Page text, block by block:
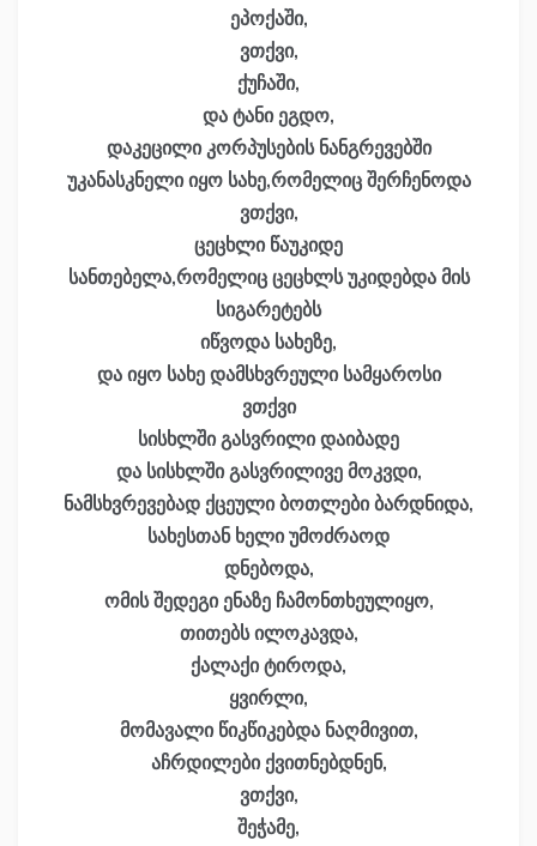
ეპოქაში,
ვთქვი,
ქუჩაში,
და ტანი ეგდო,
დაკეცილი კორპუსების ნანგრევებში
უკანასკნელი იყო სახე,რომელიც შერჩენოდა
ვთქვი,
ცეცხლი წაუკიდე
სანთებელა,რომელიც ცეცხლს უკიდებდა მის
სიგარეტებს
იწვოდა სახეზე,
და იყო სახე დამსხვრეული სამყაროსი
ვთქვი
სისხლში გასვრილი დაიბადე
და სისხლში გასვრილივე მოკვდი,
ნამსხვრევებად ქცეული ბოთლები ბარდნიდა,
სახესთან ხელი უმოძრაოდ
დნებოდა,
ომის შედეგი ენაზე ჩამონთხეულიყო,
თითებს ილოკავდა,
ქალაქი ტიროდა,
ყვირლი,
მომავალი წიკწიკებდა ნაღმივით,
აჩრდილები ქვითნებდნენ,
ვთქვი,
შეჭამე,